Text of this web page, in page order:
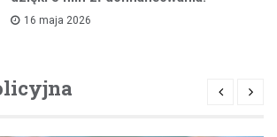
16 maja 2026